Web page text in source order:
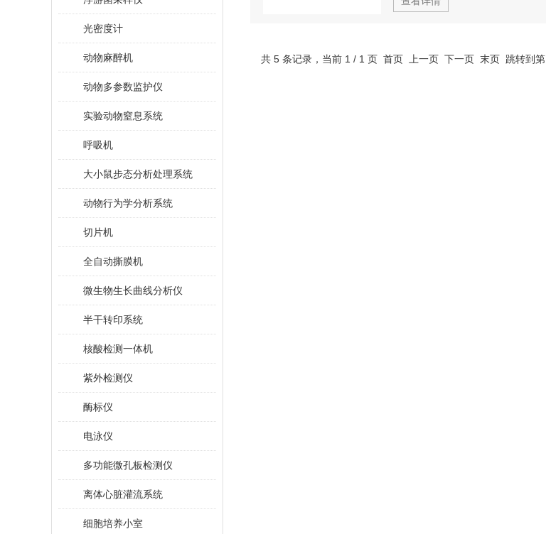
光密度计
动物麻醉机
动物多参数监护仪
实验动物窒息系统
呼吸机
大小鼠步态分析处理系统
动物行为学分析系统
切片机
全自动撕膜机
微生物生长曲线分析仪
半干转印系统
核酸检测一体机
紫外检测仪
酶标仪
电泳仪
多功能微孔板检测仪
离体心脏灌流系统
细胞培养小室
共 5 条记录，当前 1 / 1 页 首页 上一页 下一页 末页 跳转到第